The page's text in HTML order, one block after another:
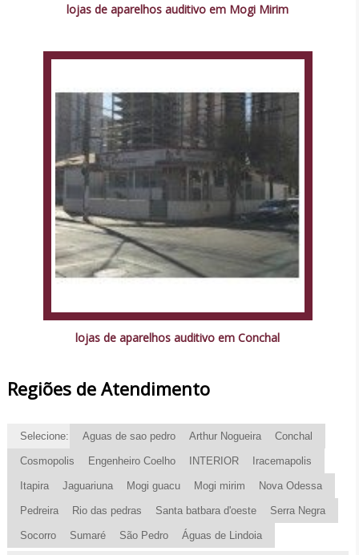
lojas de aparelhos auditivo em Mogi Mirim
lojas de aparelhos auditivo em Conchal
Regiões de Atendimento
Selecione: Aguas de sao pedro Arthur Nogueira Conchal
Cosmopolis Engenheiro Coelho INTERIOR Iracemapolis
Itapira Jaguariuna Mogi guacu Mogi mirim Nova Odessa
Pedreira Rio das pedras Santa batbara d'oeste Serra Negra
Socorro Sumaré São Pedro Águas de Lindoia